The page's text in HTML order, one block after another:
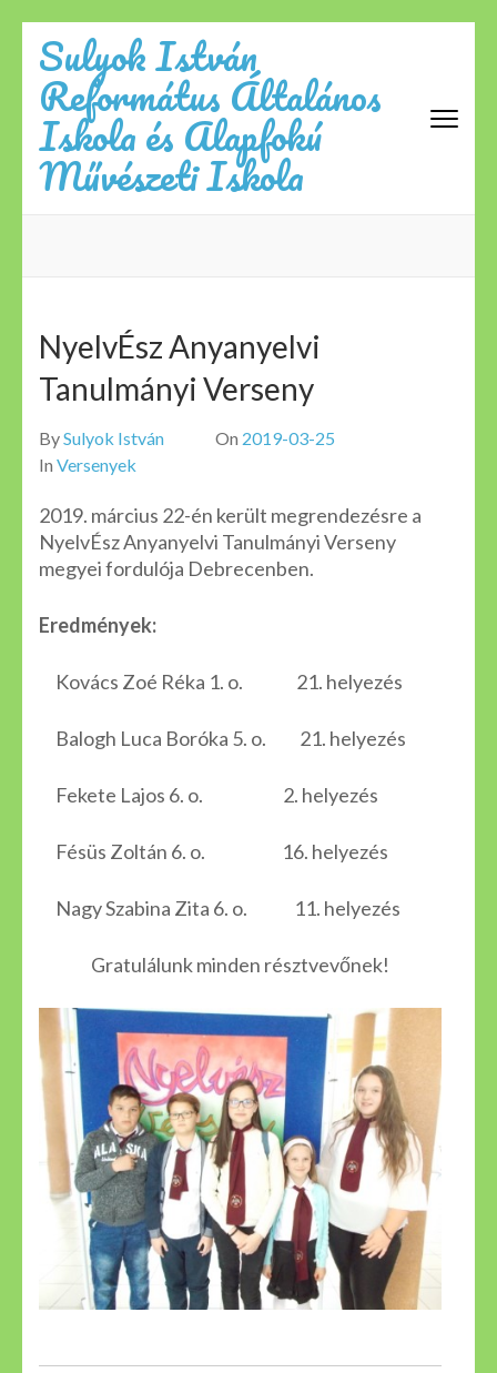
content
(Press
Enter)
Sulyok István
Református Általános
Iskola és Alapfokú
Művészeti Iskola
NyelvÉsz Anyanyelvi
Tanulmányi Verseny
BySulyok István On 2019-03-25
In Versenyek
2019. március 22-én került megrendezésre a
NyelvÉsz Anyanyelvi Tanulmányi Verseny
megyei fordulója Debrecenben.
Eredmények:
Kovács Zoé Réka 1. o. 21. helyezés
Balogh Luca Boróka 5. o. 21. helyezés
Fekete Lajos 6. o. 2. helyezés
Fésüs Zoltán 6. o. 16. helyezés
Nagy Szabina Zita 6. o. 11. helyezés
Gratulálunk minden résztvevőnek!